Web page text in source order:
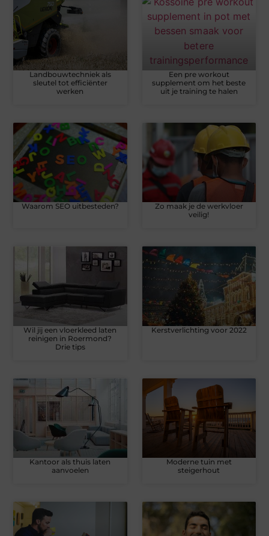
Landbouwtechniek als
sleutel tot efficiënter
werken
Een pre workout
supplement om het beste
uit je training te halen
Waarom SEO uitbesteden?
Zo maak je de werkvloer
veilig!
Wil jij een vloerkleed laten
reinigen in Roermond?
Drie tips
Kerstverlichting voor 2022
Kantoor als thuis laten
aanvoelen
Moderne tuin met
steigerhout